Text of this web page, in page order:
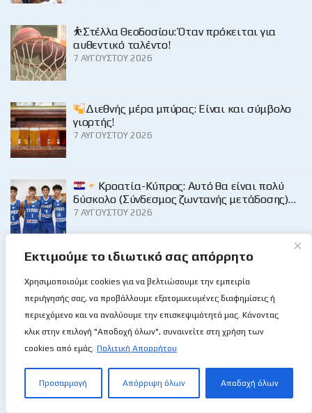
Εκτιμούμε το ιδιωτικό σας απόρρητο
Χρησιμοποιούμε cookies για να βελτιώσουμε την εμπειρία
περιήγησής σας, να προβάλλουμε εξατομικευμένες διαφημίσεις ή
περιεχόμενο και να αναλύουμε την επισκεψιμότητά μας. Κάνοντας
κλικ στην επιλογή "Αποδοχή όλων", συναινείτε στη χρήση των
cookies από εμάς. Πολιτική Απορρήτου
Προσαρμογή Απόρριψη όλων Αποδοχή όλων
⛹️Στέλλα Θεοδοσίου: Όταν πρόκειται για
αυθεντικό ταλέντο!
7 ΑΥΓΟΎΣΤΟΥ 2026
Διεθνής μέρα μπύρας: Είναι και σύμβολο
γιορτής!
7 ΑΥΓΟΎΣΤΟΥ 2026
Κροατία-Κύπρος: Αυτό θα είναι πολύ
δύσκολο (Σύνδεσμος ζωντανής μετάδοσης)…
7 ΑΥΓΟΎΣΤΟΥ 2026
✍️Χωρίς τους αφανείς ήρωες, οι ήρωες θα ήταν αφανείς…
7 ΑΥΓΟΎΣΤΟΥ 2026
Κατηγορίες
LIGHT MEMORIES
ΆΛΛΑ ΑΘΛΉΜΑΤΑ